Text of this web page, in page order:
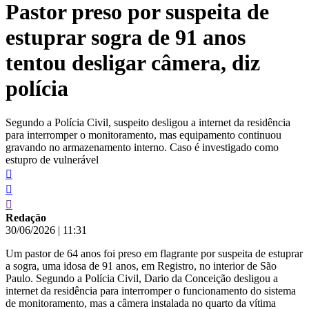
conteúdo
Pastor preso por suspeita de
estuprar sogra de 91 anos
tentou desligar câmera, diz
polícia
Segundo a Polícia Civil, suspeito desligou a internet da residência
para interromper o monitoramento, mas equipamento continuou
gravando no armazenamento interno. Caso é investigado como
estupro de vulnerável
Redação
30/06/2026 | 11:31
Um pastor de 64 anos foi preso em flagrante por suspeita de estuprar
a sogra, uma idosa de 91 anos, em Registro, no interior de São
Paulo. Segundo a Polícia Civil, Dario da Conceição desligou a
internet da residência para interromper o funcionamento do sistema
de monitoramento, mas a câmera instalada no quarto da vítima